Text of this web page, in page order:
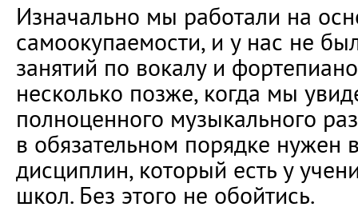
Изначально мы работали на
самоокупаемости, и у нас не
занятий по вокалу и
несколько позже, когда мы
полноценного музыкального
в обязательном порядке нужен
дисциплин, который есть у
школ. Без этого не обойтись.